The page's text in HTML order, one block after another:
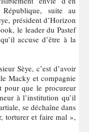
suite au
président d’Horizon
le leader du Pastef
accuse d’être à la
Sèye, c’est d’avoir
Macky et compagnie
pour que le procureur
à l’institution qu’il
se déchaîne dans
torturer et faire mal »,